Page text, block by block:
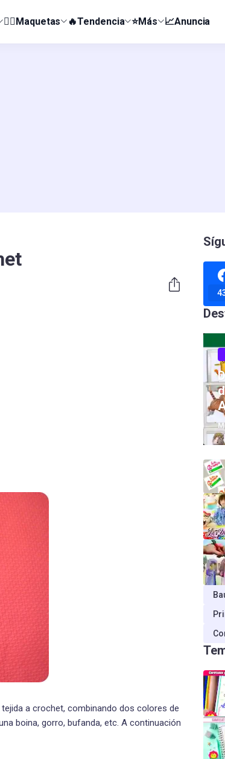
👰‍♀️Maquetas 🔥Tendencia ⭐Más 📈Anuncia
a crochet, combinando dos colores de
boina, gorro, bufanda, etc. A continuación